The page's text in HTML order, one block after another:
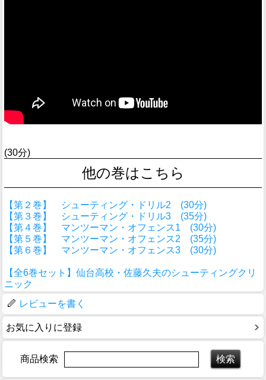
(30分)
他の巻はこちら
【第２巻】 シューティング・ドリル2 (30分)
【第３巻】 シューティング・ドリル3 (35分)
【第４巻】 マンツーマン・オフェンス1 (30分)
【第５巻】 マンツーマン・オフェンス2 (35分)
【第６巻】 マンツーマン・オフェンス3 (30分)
【全6巻セット】仙台高校・佐藤久夫のシューティングクリ
ニック
レビューを書く
お気に入りに登録
商品検索